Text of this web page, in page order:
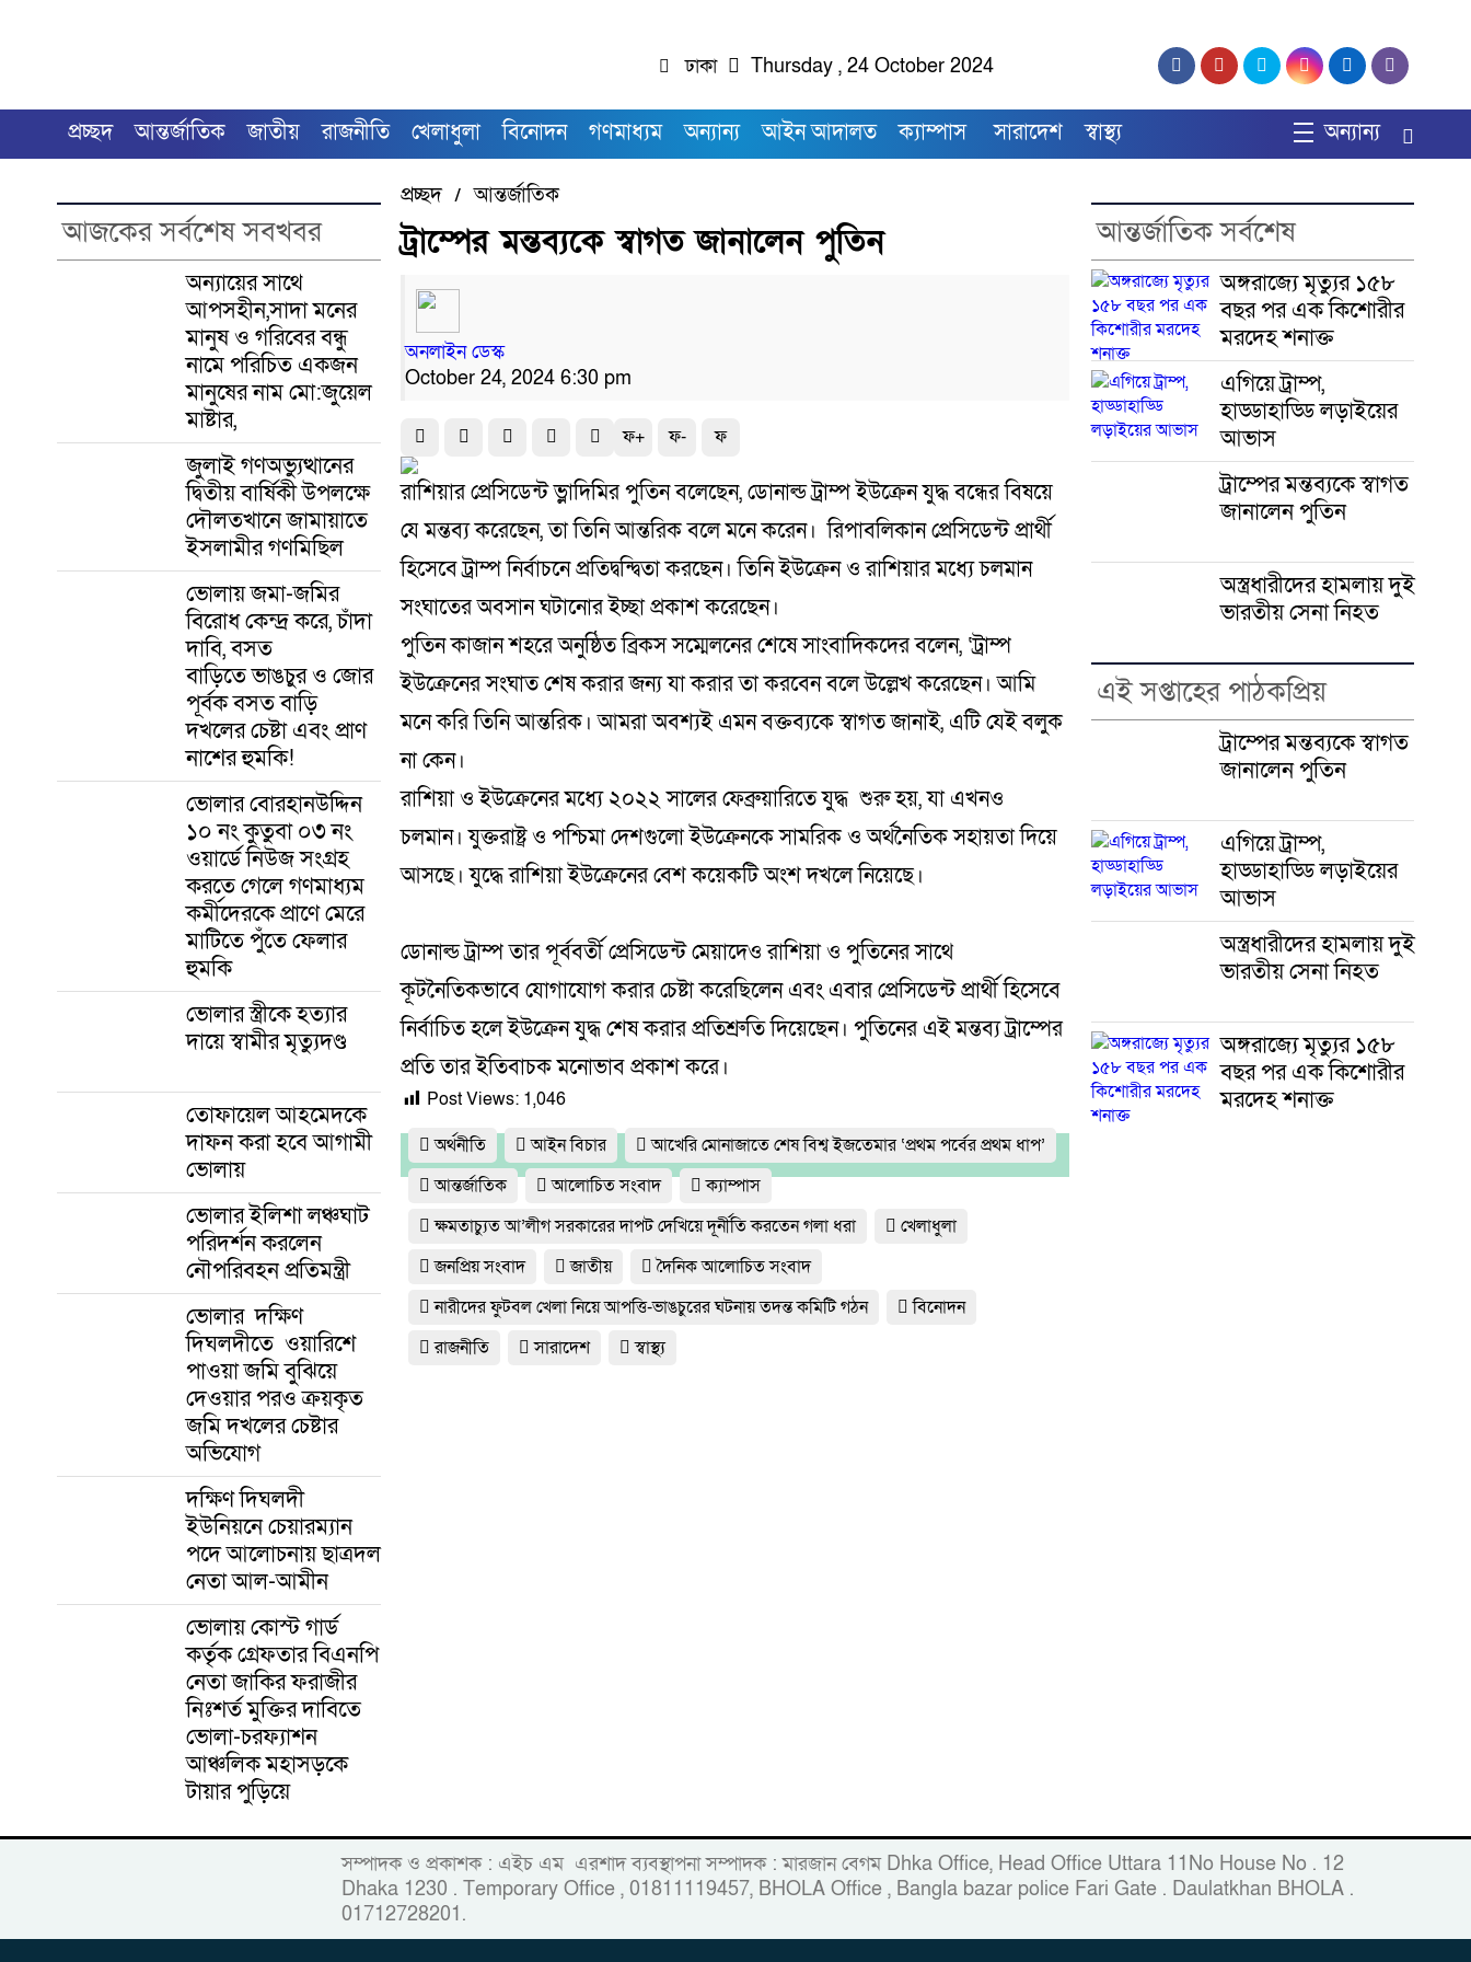
ঢাকা Thursday , 24 October 2024
প্রচ্ছদ আন্তর্জাতিক জাতীয় রাজনীতি খেলাধুলা বিনোদন গণমাধ্যম অন্যান্য আইন আদালত ক্যাম্পাস সারাদেশ স্বাস্থ্য অন্যান্য
আজকের সর্বশেষ সবখবর
অন্যায়ের সাথে
আপসহীন,সাদা মনের
মানুষ ও গরিবের বন্ধু
নামে পরিচিত একজন
মানুষের নাম মো:জুয়েল
মাষ্টার,
জুলাই গণঅভ্যুত্থানের
দ্বিতীয় বার্ষিকী উপলক্ষে
দৌলতখানে জামায়াতে
ইসলামীর গণমিছিল
ভোলায় জমা-জমির
বিরোধ কেন্দ্র করে, চাঁদা
দাবি, বসত
বাড়িতে ভাঙচুর ও জোর
পূর্বক বসত বাড়ি
দখলের চেষ্টা এবং প্রাণ
নাশের হুমকি! ‎
ভোলার বোরহানউদ্দিন
১০ নং কুতুবা ০৩ নং
ওয়ার্ডে নিউজ সংগ্রহ
করতে গেলে গণমাধ্যম
কর্মীদেরকে প্রাণে মেরে
মাটিতে পুঁতে ফেলার
হুমকি
ভোলার স্ত্রীকে হত্যার
দায়ে স্বামীর মৃত্যুদণ্ড
তোফায়েল আহমেদকে
দাফন করা হবে আগামী
ভোলায়
ভোলার ইলিশা লঞ্চঘাট
পরিদর্শন করলেন
নৌপরিবহন প্রতিমন্ত্রী
ভোলার দক্ষিণ
দিঘলদীতে ওয়ারিশে
পাওয়া জমি বুঝিয়ে
দেওয়ার পরও ক্রয়কৃত
জমি দখলের চেষ্টার
অভিযোগ
দক্ষিণ দিঘলদী
ইউনিয়নে চেয়ারম্যান
পদে আলোচনায় ছাত্রদল
নেতা আল-আমীন
ভোলায় কোস্ট গার্ড
কর্তৃক গ্রেফতার বিএনপি
নেতা জাকির ফরাজীর
নিঃশর্ত মুক্তির দাবিতে
ভোলা-চরফ্যাশন
আঞ্চলিক মহাসড়কে
টায়ার পুড়িয়ে
প্রচ্ছদ/আন্তর্জাতিক
ট্রাম্পের মন্তব্যকে স্বাগত জানালেন পুতিন
অনলাইন ডেস্ক
October 24, 2024 6:30 pm
ফ+ ফ- ফ
রাশিয়ার প্রেসিডেন্ট ভ্লাদিমির পুতিন বলেছেন, ডোনাল্ড ট্রাম্প ইউক্রেন যুদ্ধ বন্ধের বিষয়ে
যে মন্তব্য করেছেন, তা তিনি আন্তরিক বলে মনে করেন। রিপাবলিকান প্রেসিডেন্ট প্রার্থী
হিসেবে ট্রাম্প নির্বাচনে প্রতিদ্বন্দ্বিতা করছেন। তিনি ইউক্রেন ও রাশিয়ার মধ্যে চলমান
সংঘাতের অবসান ঘটানোর ইচ্ছা প্রকাশ করেছেন।
পুতিন কাজান শহরে অনুষ্ঠিত ব্রিকস সম্মেলনের শেষে সাংবাদিকদের বলেন, ‘ট্রাম্প
ইউক্রেনের সংঘাত শেষ করার জন্য যা করার তা করবেন বলে উল্লেখ করেছেন। আমি
মনে করি তিনি আন্তরিক। আমরা অবশ্যই এমন বক্তব্যকে স্বাগত জানাই, এটি যেই বলুক
না কেন।
রাশিয়া ও ইউক্রেনের মধ্যে ২০২২ সালের ফেব্রুয়ারিতে যুদ্ধ শুরু হয়, যা এখনও
চলমান। যুক্তরাষ্ট্র ও পশ্চিমা দেশগুলো ইউক্রেনকে সামরিক ও অর্থনৈতিক সহায়তা দিয়ে
আসছে। যুদ্ধে রাশিয়া ইউক্রেনের বেশ কয়েকটি অংশ দখলে নিয়েছে।
ডোনাল্ড ট্রাম্প তার পূর্ববর্তী প্রেসিডেন্ট মেয়াদেও রাশিয়া ও পুতিনের সাথে
কূটনৈতিকভাবে যোগাযোগ করার চেষ্টা করেছিলেন এবং এবার প্রেসিডেন্ট প্রার্থী হিসেবে
নির্বাচিত হলে ইউক্রেন যুদ্ধ শেষ করার প্রতিশ্রুতি দিয়েছেন। পুতিনের এই মন্তব্য ট্রাম্পের
প্রতি তার ইতিবাচক মনোভাব প্রকাশ করে।
Post Views: 1,046
অর্থনীতি
আইন বিচার
আখেরি মোনাজাতে শেষ বিশ্ব ইজতেমার ‘প্রথম পর্বের প্রথম ধাপ’
আন্তর্জাতিক
আলোচিত সংবাদ
ক্যাম্পাস
ক্ষমতাচ্যুত আ’লীগ সরকারের দাপট দেখিয়ে দূর্নীতি করতেন গলা ধরা
খেলাধুলা
জনপ্রিয় সংবাদ
জাতীয়
দৈনিক আলোচিত সংবাদ
নারীদের ফুটবল খেলা নিয়ে আপত্তি-ভাঙচুরের ঘটনায় তদন্ত কমিটি গঠন
বিনোদন
রাজনীতি
সারাদেশ স্বাস্থ্য
আন্তর্জাতিক সর্বশেষ
অঙ্গরাজ্যে মৃত্যুর ১৫৮
বছর পর এক কিশোরীর
মরদেহ শনাক্ত
এগিয়ে ট্রাম্প,
হাড্ডাহাড্ডি লড়াইয়ের
আভাস
ট্রাম্পের মন্তব্যকে স্বাগত
জানালেন পুতিন
অস্ত্রধারীদের হামলায় দুই
ভারতীয় সেনা নিহত
এই সপ্তাহের পাঠকপ্রিয়
ট্রাম্পের মন্তব্যকে স্বাগত
জানালেন পুতিন
এগিয়ে ট্রাম্প,
হাড্ডাহাড্ডি লড়াইয়ের
আভাস
অস্ত্রধারীদের হামলায় দুই
ভারতীয় সেনা নিহত
অঙ্গরাজ্যে মৃত্যুর ১৫৮
বছর পর এক কিশোরীর
মরদেহ শনাক্ত
সম্পাদক ও প্রকাশক : এইচ এম এরশাদ ব্যবস্থাপনা সম্পাদক : মারজান বেগম Dhka Office, Head Office Uttara 11No House No . 12
Dhaka 1230 . Temporary Office , 01811119457, BHOLA Office , Bangla bazar police Fari Gate . Daulatkhan BHOLA .
01712728201.